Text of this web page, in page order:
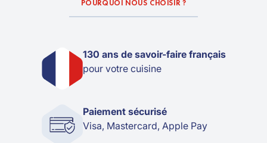
POURQUOI NOUS CHOISIR ?
130 ans de savoir-faire français
pour votre cuisine
Paiement sécurisé
Visa, Mastercard, Apple Pay